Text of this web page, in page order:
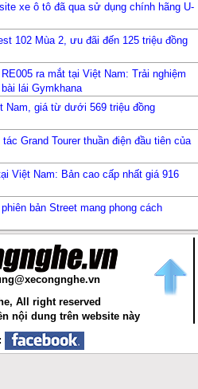
xe ô tô đã qua sử dụng chính hãng U-
102 Mùa 2, ưu đãi đến 125 triệu đồng
ra mắt tại Việt Nam: Trải nghiệm
lái Gymkhana
Nam, giá từ dưới 569 triệu đồng
Grand Tourer thuần điện đầu tiên của
Việt Nam: Bản cao cấp nhất giá 916
bản Street mang phong cách
All right reserved
nội dung trên website này